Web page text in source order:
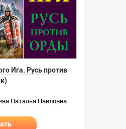
Ига. Русь против
Наталья Павловна